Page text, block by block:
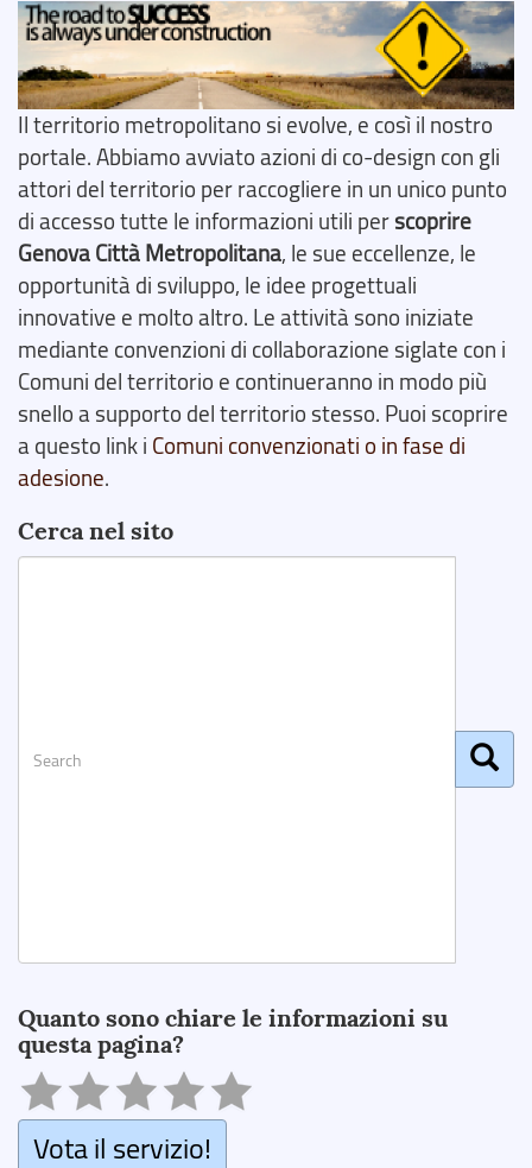
Il territorio metropolitano si evolve, e così il nostro
portale. Abbiamo avviato azioni di co-design con gli
attori del territorio per raccogliere in un unico punto
di accesso tutte le informazioni utili perscoprire
Genova Città Metropolitana, le sue eccellenze, le
opportunità di sviluppo, le idee progettuali
innovative e molto altro. Le attività sono iniziate
mediante convenzioni di collaborazione siglate con i
Comuni del territorio e continueranno in modo più
snello a supporto del territorio stesso. Puoi scoprire
a questo link i Comuni convenzionati o in fase di
adesione.
Cerca nel sito
Quanto sono chiare le informazioni su
questa pagina?
Vota il servizio!